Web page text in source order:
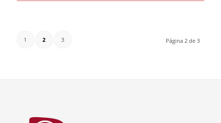
Página 2 de 3
1 2 3